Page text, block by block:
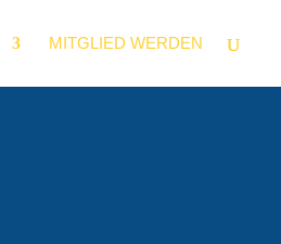
MITGLIED WERDEN